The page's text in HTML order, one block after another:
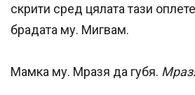
скрити сред цялата тази
брадата му. Мигвам.
Мамка му. Мразя да губя.